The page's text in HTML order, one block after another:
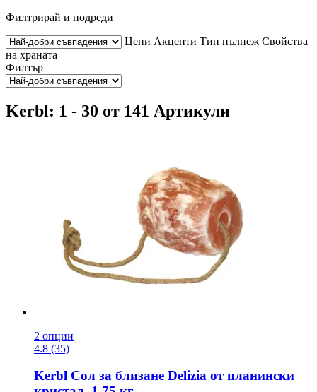
Филтрирай и подреди
Цени Акценти Тип пълнеж Свойства
на храната
Филтър
Kerbl: 1 - 30 от 141 Артикули
2 опции
4.8 (35)
Kerbl Сол за близане Delizia от планински